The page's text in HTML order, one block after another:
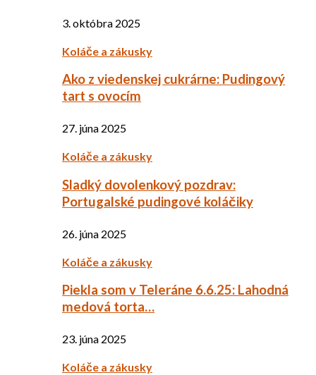
3. októbra 2025
Koláče a zákusky
Ako z viedenskej cukrárne: Pudingový
tart s ovocím
27. júna 2025
Koláče a zákusky
Sladký dovolenkový pozdrav:
Portugalské pudingové koláčiky
26. júna 2025
Koláče a zákusky
Piekla som v Teleráne 6.6.25: Lahodná
medová torta…
23. júna 2025
Koláče a zákusky